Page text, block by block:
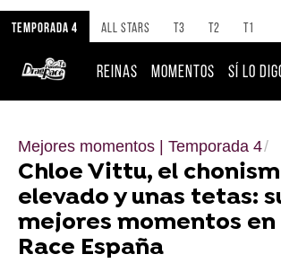
TEMPORADA 4 ALL STARS T3 T2 T1
REINAS MOMENTOS SÍ LO
Mejores momentos | Temporada 4
Chloe Vittu, el
elevado y unas tetas:
mejores momentos en
Race España